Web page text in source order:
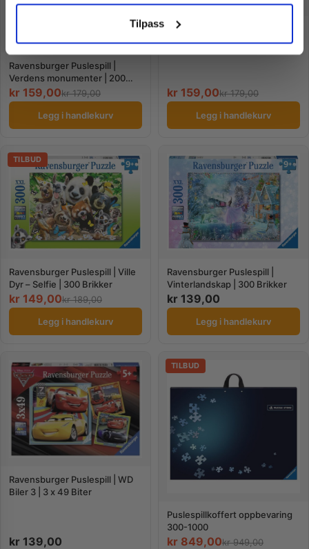
Tilpass
Ravensburger Puslespill |
Verdens monumenter | 200
Brikker
kr 159,00kr179,00
Legg i handlekurv
Ravensburger Puslespill |
Verdenskart m/landemerker |
200 Brikker
kr 159,00kr179,00
Legg i handlekurv
TILBUD
Ravensburger Puslespill | Ville
Dyr – Selfie | 300 Brikker
kr 149,00kr189,00
Legg i handlekurv
Ravensburger Puslespill |
Vinterlandskap | 300 Brikker
kr 139,00
Legg i handlekurv
Ravensburger Puslespill | WD
Biler 3 | 3 x 49 Biter
kr 139,00
TILBUD
Puslespillkoffert oppbevaring
300-1000
kr 849,00kr949,00
Nei takk! Jeg betaler fullpris